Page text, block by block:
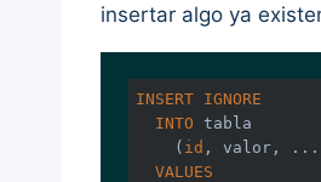
insertar algo ya
INSERT
IGNORE
INTO tabla
    (
id , valor,
VALUES